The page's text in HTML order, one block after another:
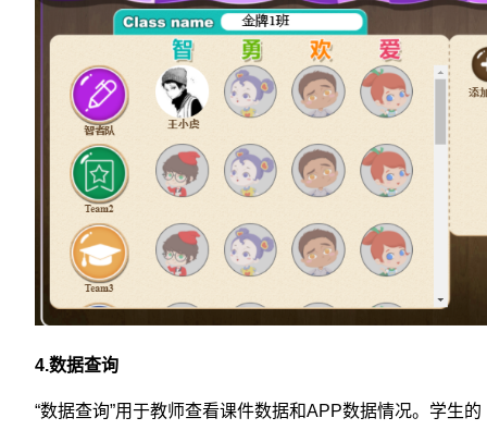
4.数据查询
“数据查询”用于教师查看课件数据和APP数据情况。学生的